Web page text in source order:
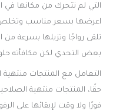
التي لم تتحرك من مكانها في
اعرضها بسعر مناسب وتخلص
تلقى رواجًا وتزيلها بسرعة
بعض التحدي لكن مكافأته
التعامل مع المنتجات منتهية
حقًا، المنتجات منتهية
فورًا ولا وقت لإبقائها على